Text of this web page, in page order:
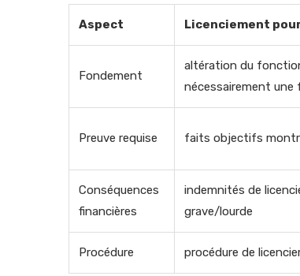
Aspect Licenciement
Fondement
altération du
nécessairement
Preuve requise faits objectifs
Conséquences
financières
indemnités de
grave/lourde
Procédure procédure de